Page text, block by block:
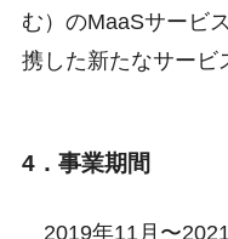
む）のMaaSサービ
携した新たなサービ
4．事業期間
2019年11月〜